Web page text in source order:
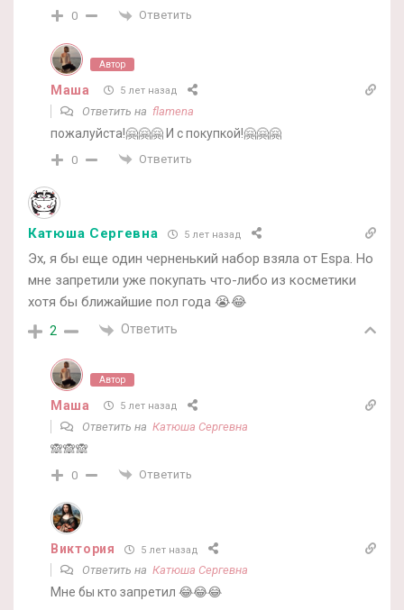
0 Ответить
Автор
Маша 5 лет назад
Ответить на flamena
пожалуйста!🤗🤗🤗 И с покупкой!🤗🤗🤗
0 Ответить
Катюша Сергевна 5 лет назад
Эх, я бы еще один черненький набор взяла от Espa. Но
мне запретили уже покупать что-либо из косметики
хотя бы ближайшие пол года 😭😂
2 Ответить
Автор
Маша 5 лет назад
Ответить на Катюша Сергевна
🙈🙈🙈
0 Ответить
Виктория 5 лет назад
Ответить на Катюша Сергевна
Мне бы кто запретил 😂😂😂